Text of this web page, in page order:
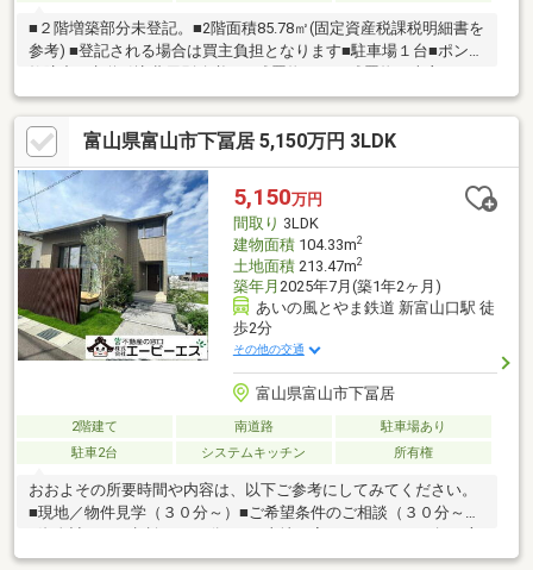
■２階増築部分未登記。■2階面積85.78㎡(固定資産税課税明細書を
参考) ■登記される場合は買主負担となります■駐車場１台■ポンプ
撤去予定です。 ■画像を加工修正しています。
富山県富山市下冨居 5,150万円 3LDK
5,150万円
間取り 3LDK
建物面積104.33m2
土地面積213.47m2
築年月 2025年7月(築1年2ヶ月)
あいの風とやま鉄道 新富山口駅 徒
歩2分
その他の交通
富山県富山市下冨居
2階建て 南道路
駐車場あり
駐車2台
システムキッチン 所有権
おおよその所要時間や内容は、以下ご参考にしてみてください。
■現地／物件見学（３０分～）■ご希望条件のご相談（３０分～）
のご相談（３０分～）■会社の強みのご紹介（３０分～）■持家を